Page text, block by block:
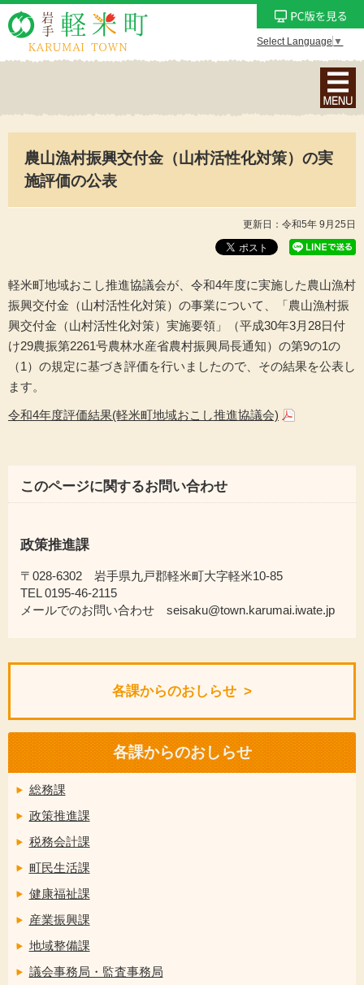
Select Language ▼
ナ
ビ
シ
メ
ニ
ュ
ー
を
表
示
農山漁村振興交付金（山村活性化対策）の実
施評価の公表
更新日：令和5年 9月25日
軽米町地域おこし推進協議会が、令和4年度に実施した農山漁村
振興交付金（山村活性化対策）の事業について、「農山漁村振
興交付金（山村活性化対策）実施要領」（平成30年3月28日付
け29農振第2261号農林水産省農村振興局長通知）の第9の1の
（1）の規定に基づき評価を行いましたので、その結果を公表し
ます。
令和4年度評価結果(軽米町地域おこし推進協議会)
このページに関するお問い合わせ
政策推進課
〒028-6302 岩手県九戸郡軽米町大字軽米10-85
TEL 0195-46-2115
メールでのお問い合わせ seisaku@town.karumai.iwate.jp
各課からのおしらせ
各課からのおしらせ
総務課
政策推進課
税務会計課
町民生活課
健康福祉課
産業振興課
地域整備課
議会事務局・監査事務局